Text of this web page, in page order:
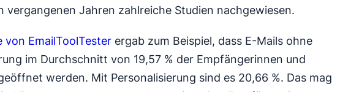
vergangenen Jahren zahlreiche Studien nachgewiesen.
von EmailToolTester ergab zum Beispiel, dass E-Mails ohne
im Durchschnitt von 19,57 % der Empfängerinnen und
werden. Mit Personalisierung sind es 20,66 %. Das mag